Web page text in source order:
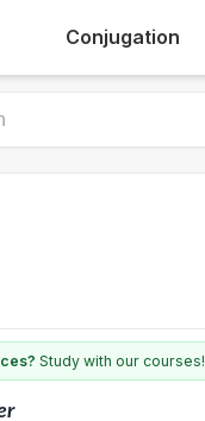
Conjugation
Study with our courses!